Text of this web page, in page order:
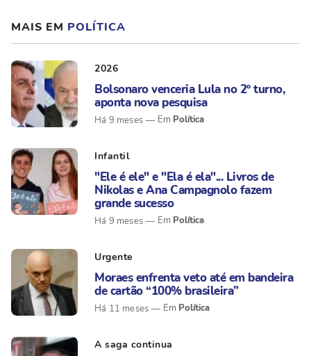
MAIS EM POLÍTICA
2026
Bolsonaro venceria Lula no 2º turno,
aponta nova pesquisa
Há 9 meses Política
Infantil
"Ele é ele" e "Ela é ela"... Livros de
Nikolas e Ana Campagnolo fazem
grande sucesso
Há 9 meses Política
Urgente
Moraes enfrenta veto até em bandeira
de cartão “100% brasileira”
Há 11 meses Política
A saga continua